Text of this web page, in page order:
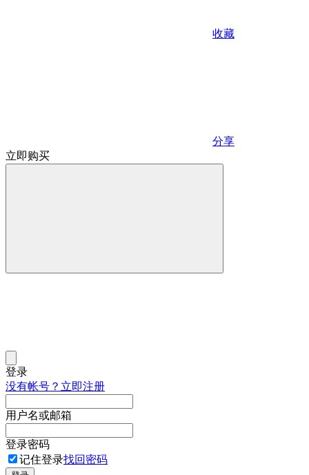
收藏
分享
立即购买
登录
没有帐号？立即注册
用户名或邮箱
登录密码
记住登录找回密码